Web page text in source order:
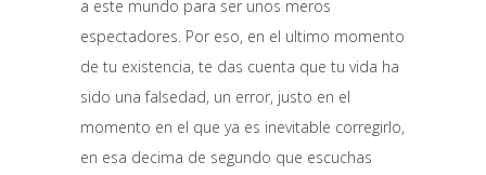
a este mundo para ser unos meros
espectadores. Por eso, en el ultimo momento
de tu existencia, te das cuenta que tu vida ha
sido una falsedad, un error, justo en el
momento en el que ya es inevitable corregirlo,
en esa decima de segundo que escuchas